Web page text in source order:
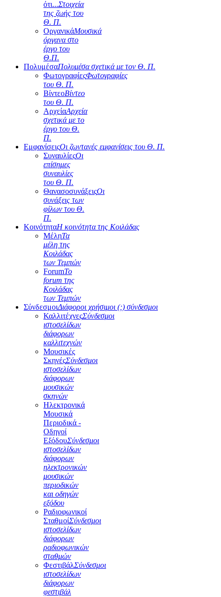
ότι...Στοιχεία
της ζωής του
Θ. Π.
ΟργανικάΜουσικά
όργανα στο
έργο του
Θ.Π.
ΠολυμέσαΠολυμέσα σχετικά με τον Θ. Π.
ΦωτογραφίεςΦωτογραφίες
του Θ. Π.
ΒίντεοΒίντεο
του Θ. Π.
ΑρχείαΑρχεία
σχετικά με το
έργο του Θ.
Π.
ΕμφανίσειςΟι ζωντανές εμφανίσεις του Θ. Π.
ΣυναυλίεςΟι
επίσημες
συναυλίες
του Θ. Π.
ΘανασοσυνάξειςΟι
συνάξεις των
φίλων του Θ.
Π.
ΚοινότηταΗ κοινότητα της Κοιλάδας
ΜέληΤα
μέλη της
Κοιλάδας
των Τεμπών
ForumΤο
forum της
Κοιλάδας
των Τεμπών
ΣύνδεσμοιΔιάφοροι χρήσιμοι (;) σύνδεσμοι
ΚαλλιτέχνεςΣύνδεσμοι
ιστοσελίδων
διάφορων
καλλιτεχνών
Μουσικές
ΣκηνέςΣύνδεσμοι
ιστοσελίδων
διάφορων
μουσικών
σκηνών
Ηλεκτρονικά
Μουσικά
Περιοδικά -
Οδηγοί
ΕξόδουΣύνδεσμοι
ιστοσελίδων
διάφορων
ηλεκτρονικών
μουσικών
περιοδικών
και οδηγών
εξόδου
Ραδιοφωνικοί
ΣταθμοίΣύνδεσμοι
ιστοσελίδων
διάφορων
ραδιοφωνικών
σταθμών
ΦεστιβάλΣύνδεσμοι
ιστοσελίδων
διάφορων
φεστιβάλ